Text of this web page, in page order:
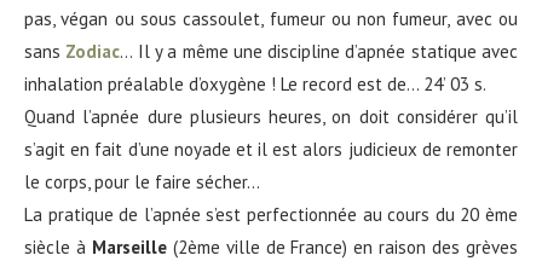
pas, végan ou sous cassoulet, fumeur ou non fumeur, avec ou
sans Zodiac… Il y a même une discipline d’apnée statique avec
inhalation préalable d’oxygène ! Le record est de… 24’ 03 s.
Quand l’apnée dure plusieurs heures, on doit considérer qu’il
s’agit en fait d’une noyade et il est alors judicieux de remonter
le corps, pour le faire sécher…
La pratique de l’apnée s’est perfectionnée au cours du 20 ème
siècle à Marseille(2ème ville de France) en raison des grèves